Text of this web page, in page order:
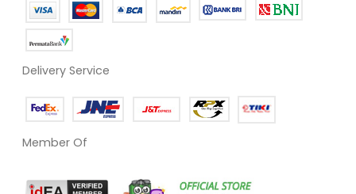
Delivery Service
Member Of